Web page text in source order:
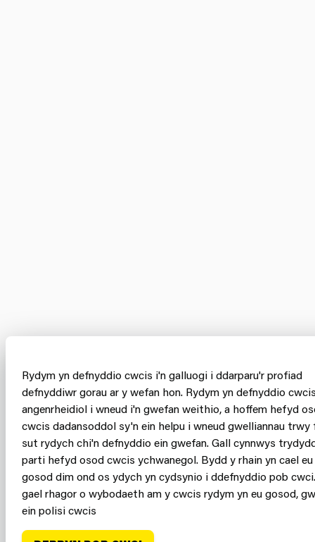
Rydym yn defnyddio cwcis i'n galluogi i ddarparu'r profiad
defnyddiwr gorau ar y wefan hon. Rydym yn defnyddio
angenrheidiol i wneud i'n gwefan weithio, a hoffem hefyd
cwcis dadansoddol sy'n ein helpu i wneud gwelliannau trwy
sut rydych chi'n defnyddio ein gwefan. Gall cynnwys
parti hefyd osod cwcis ychwanegol. Bydd y rhain yn cael eu
gosod dim ond os ydych yn cydsynio i ddefnyddio pob
gael rhagor o wybodaeth am y cwcis rydym yn eu gosod,
ein polisi cwcis